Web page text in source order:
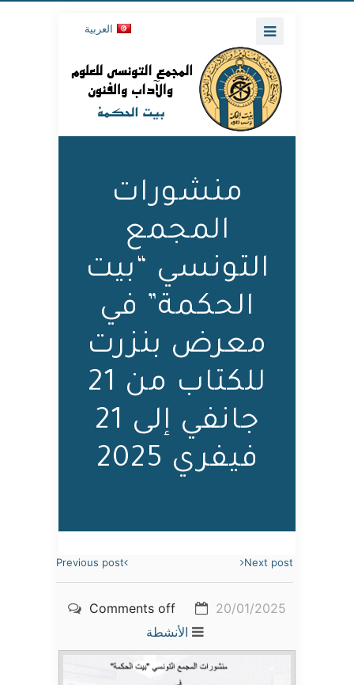
العربية
منشورات
المجمع
التونسي “بيت
الحكمة” في
معرض بنزرت
للكتاب من 21
جانفي إلى 21
فيفري 2025
Previous post Next post
20/01/2025
Comments off
الأنشطة